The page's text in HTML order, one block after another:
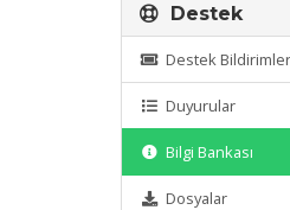
Destek
Destek
Duyurular
Bilgi Bankası
Dosyalar